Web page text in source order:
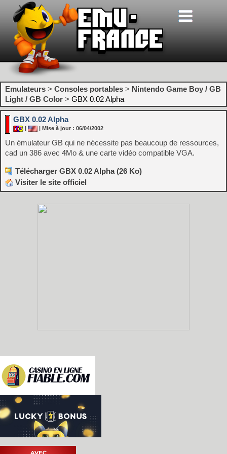
Emulateurs > Consoles portables > Nintendo Game Boy / GB
Light / GB Color > GBX 0.02 Alpha
GBX 0.02 Alpha
| | Mise à jour : 06/04/2002
Un émulateur GB qui ne nécessite pas beaucoup de ressources,
cad un 386 avec 4Mo & une carte vidéo compatible VGA.
Télécharger GBX 0.02 Alpha (26 Ko)
Visiter le site officiel